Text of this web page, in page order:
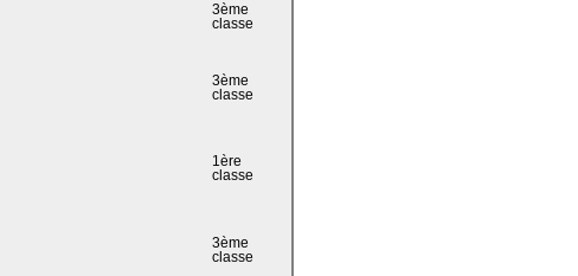
3ème
classe
3ème
classe
1ère
classe
3ème
classe